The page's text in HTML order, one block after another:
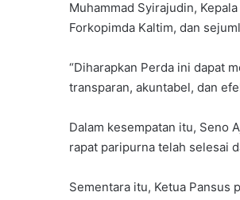
Muhammad Syirajudin,
Forkopimda Kaltim, dan
“Diharapkan Perda ini dapat
transparan, akuntabel, dan
Dalam kesempatan itu, Seno
rapat paripurna telah selesai
Sementara itu, Ketua Pansus